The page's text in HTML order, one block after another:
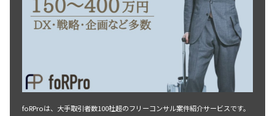
foRProは、大手取引者数100社超のフリーコンサル案件紹介サービスです。